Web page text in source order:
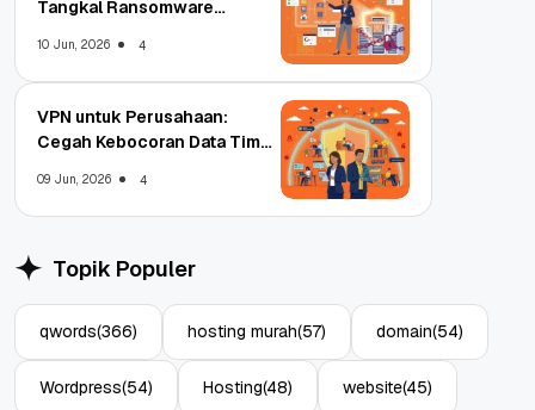
Tangkal Ransomware
10 Jun, 2026 4
VPN untuk Perusahaan:
Cegah Kebocoran Data Tim
09 Jun, 2026 4
Topik Populer
qwords(366) hosting murah(57) domain(54)
Wordpress(54) Hosting(48) website(45)